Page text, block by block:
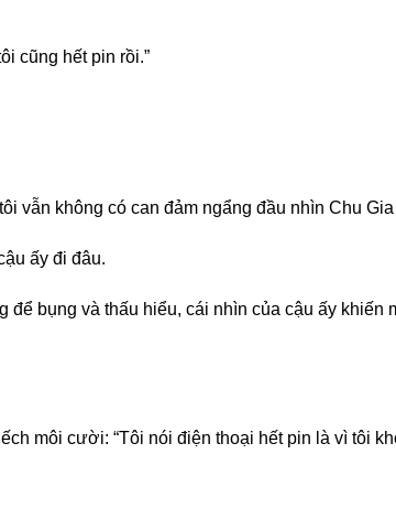
cũng hết pin rồi.”
vẫn không có can đảm ngẩng đầu nhìn Chu Gia
ấy đi đâu.
bụng và thấu hiểu, cái nhìn của cậu ấy khiến
môi cười: “Tôi nói điện thoại hết pin là vì tôi